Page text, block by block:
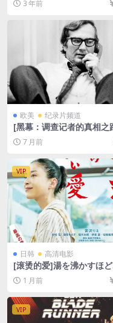
减资源][网盘在线播放/下
[MP4/7.5GB][韩语中字]
3 年前
欧美 纪录片频道
[黑幕：调查记者的真相之
over-Up (2025)[百度网
克网盘2160P超清未删减
[网盘在线播放/下载
8GB][中文字幕]
7 月前
VIP
日韩 高清电影
[滚烫的爱]湯を沸かすほど
熱い愛 (2016)[百度网盘+
网盘1080P超清未删减资
B][中文字幕]
1 月前
VIP